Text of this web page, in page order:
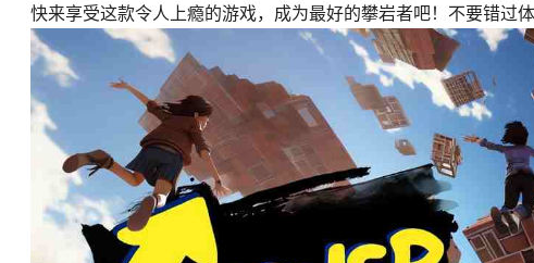
快来享受这款令人上瘾的游戏，成为最好的攀岩者吧！不要错过